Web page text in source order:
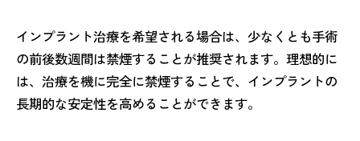
インプラント治療を希望される場合は、少なくとも手術
の前後数週間は禁煙することが推奨されます。理想的に
は、治療を機に完全に禁煙することで、インプラントの
長期的な安定性を高めることができます。